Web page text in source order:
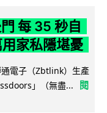
每 35 秒自
家私隱堪憂
電子（Zbtlink）生產
」（無盡...
閱